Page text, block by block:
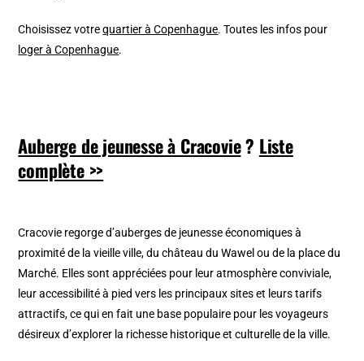
Choisissez votrequartier à Copenhague. Toutes les infos pour
loger à Copenhague.
Auberge de jeunesse à Cracovie? Liste
complète >>
Cracovie regorge d’auberges de jeunesse économiques à
proximité de la vieille ville, du château du Wawel ou de la place du
Marché. Elles sont appréciées pour leur atmosphère conviviale,
leur accessibilité à pied vers les principaux sites et leurs tarifs
attractifs, ce qui en fait une base populaire pour les voyageurs
désireux d’explorer la richesse historique et culturelle de la ville.